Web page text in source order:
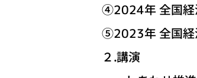
④2024年 全国経
⑤2023年 全国経
２.講演